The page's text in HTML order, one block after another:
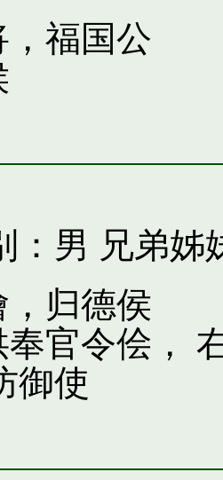
，福国公
：男 兄弟姊
归德侯
官令侩，
御使